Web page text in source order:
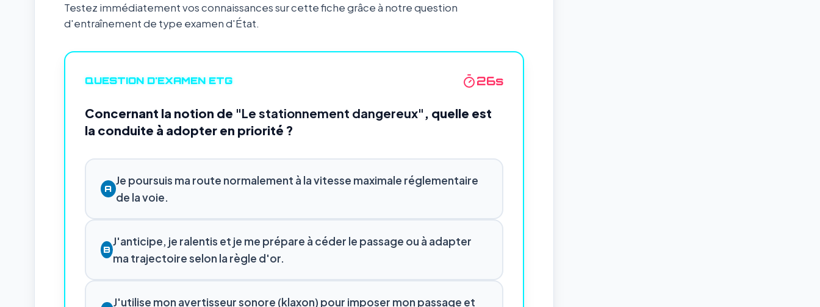
Testez immédiatement vos connaissances sur cette fiche grâce à notre question
d'entraînement de type examen d'État.
QUESTION D'EXAMEN ETG 24s
Concernant la notion de "Le stationnement dangereux" , quelle est
la conduite à adopter en priorité ?
A
Je poursuis ma route normalement à la vitesse maximale réglementaire
de la voie.
B
J'anticipe, je ralentis et je me prépare à céder le passage ou à adapter
ma trajectoire selon la règle d'or.
J'utilise mon avertisseur sonore (klaxon) pour imposer mon passage et